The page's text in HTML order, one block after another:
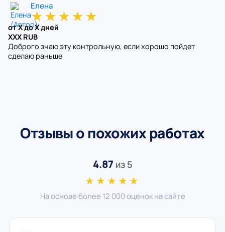
Елена
★★★★★
от X до X дней
XXX RUB
Доброго знаю эту контрольную, если хорошо пойдет
сделаю раньше
Отзывы о похожих работах
4.87 из 5
★★★★★
На основе более 12 000 оценок на сайте